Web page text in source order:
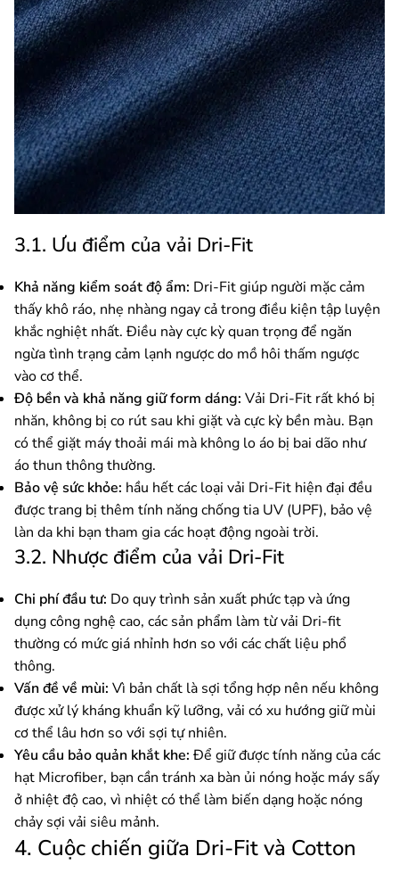
3.1. Ưu điểm của vải Dri-Fit
Khả năng kiểm soát độ ẩm: Dri-Fit giúp người mặc cảm
thấy khô ráo, nhẹ nhàng ngay cả trong điều kiện tập luyện
khắc nghiệt nhất. Điều này cực kỳ quan trọng để ngăn
ngừa tình trạng cảm lạnh ngược do mồ hôi thấm ngược
vào cơ thể.
Độ bền và khả năng giữ form dáng: Vải Dri-Fit rất khó bị
nhăn, không bị co rút sau khi giặt và cực kỳ bền màu. Bạn
có thể giặt máy thoải mái mà không lo áo bị bai dão như
áo thun thông thường.
Bảo vệ sức khỏe: hầu hết các loại vải Dri-Fit hiện đại đều
được trang bị thêm tính năng chống tia UV (UPF), bảo vệ
làn da khi bạn tham gia các hoạt động ngoài trời.
3.2. Nhược điểm của vải Dri-Fit
Chi phí đầu tư: Do quy trình sản xuất phức tạp và ứng
dụng công nghệ cao, các sản phẩm làm từ vải Dri-fit
thường có mức giá nhỉnh hơn so với các chất liệu phổ
thông.
Vấn đề về mùi: Vì bản chất là sợi tổng hợp nên nếu không
được xử lý kháng khuẩn kỹ lưỡng, vải có xu hướng giữ mùi
cơ thể lâu hơn so với sợi tự nhiên.
Yêu cầu bảo quản khắt khe: Để giữ được tính năng của các
hạt Microfiber, bạn cần tránh xa bàn ủi nóng hoặc máy sấy
ở nhiệt độ cao, vì nhiệt có thể làm biến dạng hoặc nóng
chảy sợi vải siêu mảnh.
4. Cuộc chiến giữa Dri-Fit và Cotton